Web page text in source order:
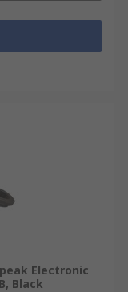
Electronic
Black